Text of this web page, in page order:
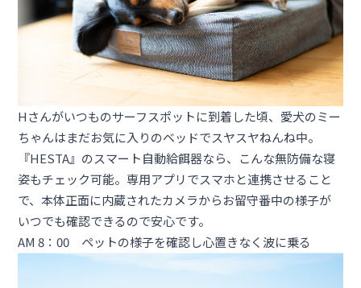
Hさんがいつものサーフスポットに到着した頃、愛犬のミー
ちゃんはまだお気に入りのベッドでスヤスヤねんね中。
『HESTA』のスマート自動給餌器なら、こんな無防備な寝
姿もチェック可能。専用アプリでスマホと連携させること
で、本体正面に内蔵されたカメラからお留守番中の様子が
いつでも確認できるので安心です。
AM 8：00 ペットの様子を確認し心置きなく波に乗る